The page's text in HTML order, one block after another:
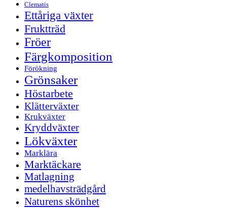
Clematis
Ettåriga växter
Fruktträd
Fröer
Färgkomposition
Förökning
Grönsaker
Höstarbete
Klätterväxter
Krukväxter
Kryddväxter
Lökväxter
Marklära
Marktäckare
Matlagning
medelhavsträdgård
Naturens skönhet